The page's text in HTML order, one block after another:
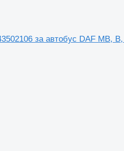
за автобус DAF MB,